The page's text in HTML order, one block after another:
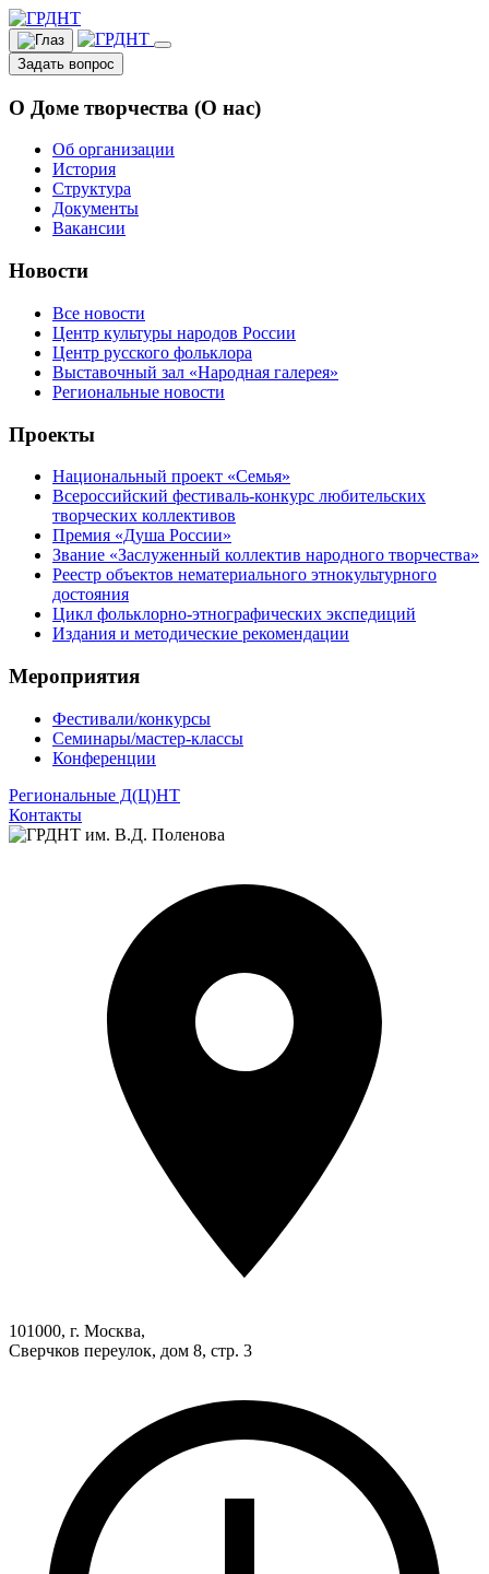
Задать вопрос
О Доме творчества (О нас)
Об организации
История
Структура
Документы
Вакансии
Новости
Все новости
Центр культуры народов России
Центр русского фольклора
Выставочный зал «Народная галерея»
Региональные новости
Проекты
Национальный проект «Семья»
Всероссийский фестиваль-конкурс любительских
творческих коллективов
Премия «Душа России»
Звание «Заслуженный коллектив народного творчества»
Реестр объектов нематериального этнокультурного
достояния
Цикл фольклорно-этнографических экспедиций
Издания и методические рекомендации
Мероприятия
Фестивали/конкурсы
Семинары/мастер-классы
Конференции
Региональные Д(Ц)НТ
Контакты
101000, г. Москва,
Сверчков переулок, дом 8, стр. 3